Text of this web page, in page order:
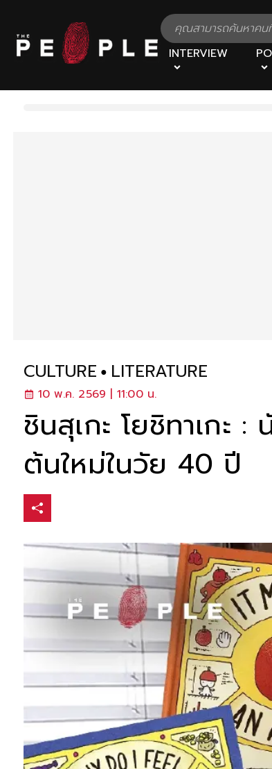
INTERVIEW
CULTURE LITERATURE
10 พ.ค. 2569 | 11:00 น.
ชินสุเกะ โยชิทาเกะ
ต้นใหม่ในวัย 40 ปี